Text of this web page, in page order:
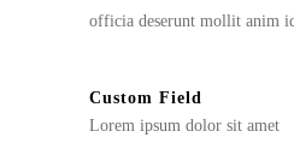
officia deserunt mollit anim
Custom Field
Lorem ipsum dolor sit amet